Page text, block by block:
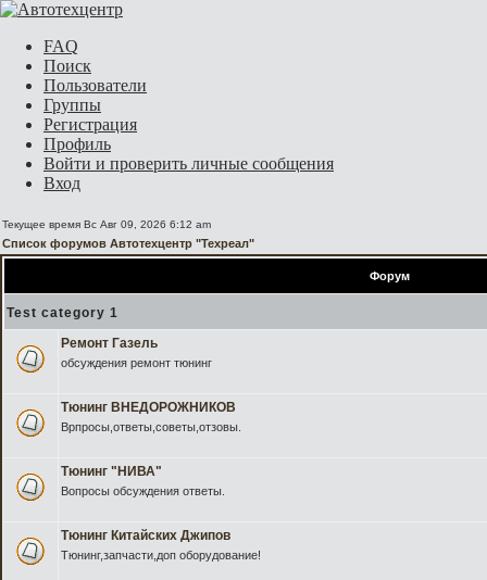
FAQ
Поиск
Пользователи
Группы
Регистрация
Профиль
Войти и проверить личные сообщения
Вход
Текущее время Вс Авг 09, 2026 6:12 am
Список форумов Автотехцентр "Техреал"
Форум
Test category 1
Ремонт Газель
обсуждения ремонт тюнинг
Тюнинг ВНЕДОРОЖНИКОВ
Врпросы,ответы,советы,отзовы.
Тюнинг "НИВА"
Вопросы обсуждения ответы.
Тюнинг Китайских Джипов
Тюнинг,запчасти,доп оборудование!